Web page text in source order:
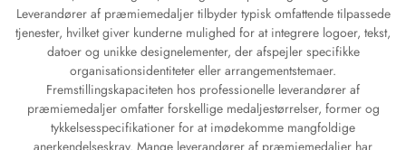
Leverandører af præmiemedaljer tilbyder typisk omfattende tilpassede
tjenester, hvilket giver kunderne mulighed for at integrere logoer, tekst,
datoer og unikke designelementer, der afspejler specifikke
organisationsidentiteter eller arrangementstemaer.
Fremstillingskapaciteten hos professionelle leverandører af
præmiemedaljer omfatter forskellige medaljestørrelser, former og
tykkelsesspecifikationer for at imødekomme mangfoldige
anerkendelseskrav. Mange leverandører af præmiemedaljer har